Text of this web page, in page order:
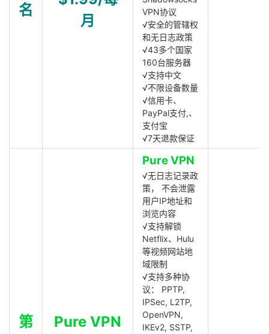
名
月
VPN协议
√安全的管辖权
和无日志政策
√43多个国家
160台服务器
√支持中文
√不限设备数量
√信用卡、
PayPal支付,、
支付宝
√7天退款保证
第
Pure VPN
Pure VPN
√无日志记录政
策， 不会泄露
用户IP地址和
浏览内容
√支持解锁
Netflix、Hulu
等视频网站地
域限制
√支持多种协
议： PPTP,
IPSec, L2TP,
OpenVPN,
IKEv2, SSTP,